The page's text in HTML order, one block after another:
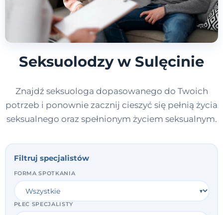
Seksuolodzy w Sulęcinie
Znajdź seksuologa dopasowanego do Twoich
potrzeb i ponownie zacznij cieszyć się pełnią życia
seksualnego oraz spełnionym życiem seksualnym.
Filtruj specjalistów
FORMA SPOTKANIA
PŁEĆ SPECJALISTY